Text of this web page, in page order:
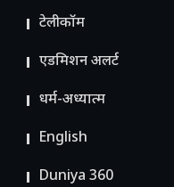
टेलीकॉम
ए​डमिशन अलर्ट
धर्म-अध्यात्म
English
Duniya 360